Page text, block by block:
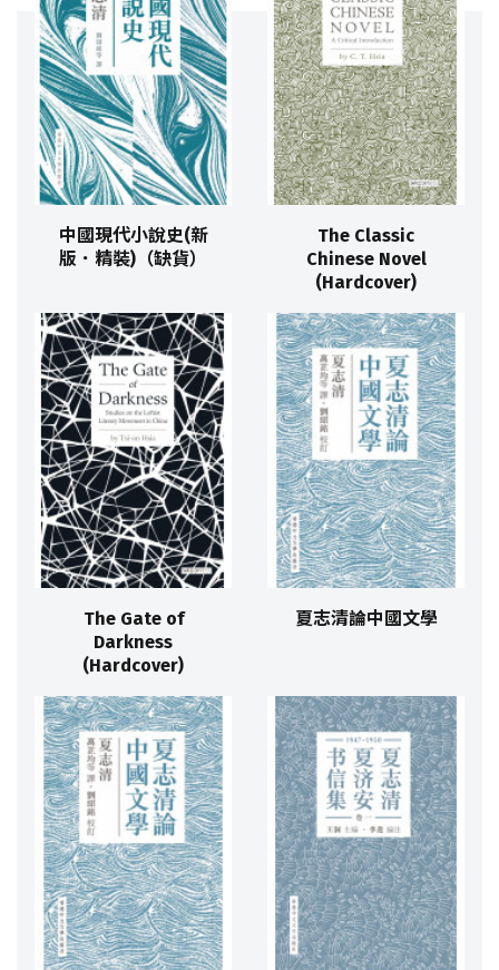
中國現代小說史(新
版．精裝)（缺貨）
The Classic
Chinese Novel
(Hardcover)
The Gate of
Darkness
(Hardcover)
夏志清論中國文學